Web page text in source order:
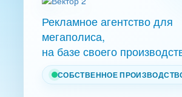
Рекламное агентство для
мегаполиса,
на базе своего
СОБСТВЕННОЕ